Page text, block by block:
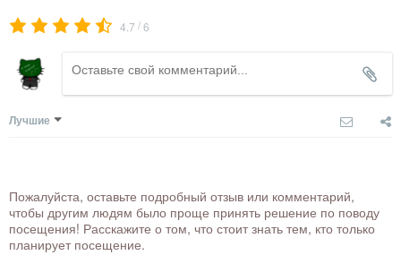
4.7 /6
Лучшие
Пожалуйста, оставьте подробный отзыв или комментарий,
чтобы другим людям было проще принять решение по поводу
посещения! Расскажите о том, что стоит знать тем, кто только
планирует посещение.